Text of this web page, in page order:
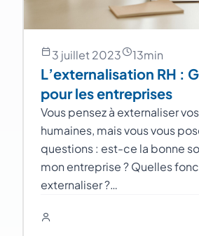
3 juillet 2023 13min
L’externalisation RH :
pour les entreprises
Vous pensez à externaliser
humaines, mais vous vous
questions : est-ce la bonne
mon entreprise ? Quelles
externaliser ?…